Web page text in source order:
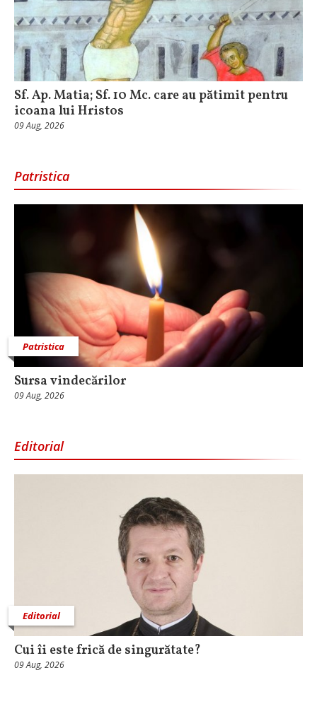
Sf. Ap. Matia; Sf. 10 Mc. care au pătimit pentru
icoana lui Hristos
09 Aug, 2026
Patristica
Patristica
Sursa vindecărilor
09 Aug, 2026
Editorial
Editorial
Cui îi este frică de singurătate?
09 Aug, 2026